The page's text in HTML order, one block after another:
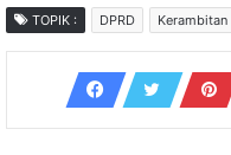
TOPIK : DPRD Kerambitan